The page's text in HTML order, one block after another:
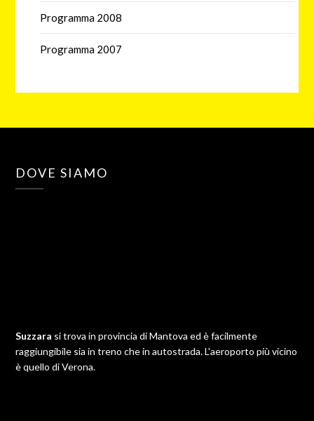
Programma 2008
Programma 2007
DOVE SIAMO
Suzzara si trova in provincia di Mantova ed è facilmente
raggiungibile sia in treno che in autostrada. L'aeroporto più vicino
è quello di Verona.